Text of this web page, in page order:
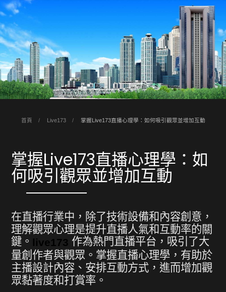
首頁 Live173 掌握Live173直播心理學：如何吸引觀眾並增加互動
掌握Live173直播心理學：如
何吸引觀眾並增加互動
在直播行業中，除了技術設備和內容創意，
理解觀眾心理是提升直播人氣和互動率的關
鍵。 live173 作為熱門直播平台，吸引了大
量創作者與觀眾。掌握直播心理學，有助於
主播設計內容、安排互動方式，進而增加觀
眾黏著度和打賞率。